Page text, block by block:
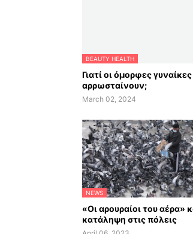
BEAUTY HEALTH
Γιατί οι όμορφες
αρρωσταίνουν;
March 02, 2024
NEWS
«Οι αρουραίοι του αέρα»
κατάληψη στις πόλεις